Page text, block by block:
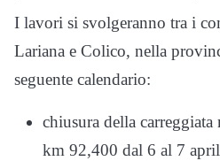
I lavori si svolgeranno tra i
Lariana e Colico, nella
seguente calendario:
chiusura della
km 92,400 dal 6 al 7